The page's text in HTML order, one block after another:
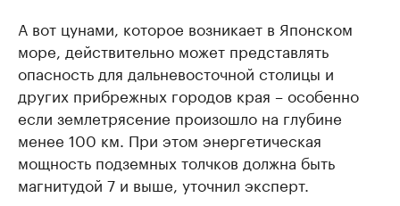
А вот цунами, которое возникает в Японском
море, действительно может представлять
опасность для дальневосточной столицы и
других прибрежных городов края – особенно
если землетрясение произошло на глубине
менее 100 км. При этом энергетическая
мощность подземных толчков должна быть
магнитудой 7 и выше, уточнил эксперт.